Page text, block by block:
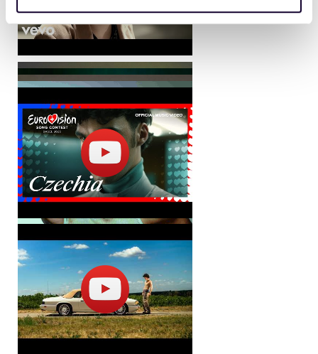
získali v důsledku toho, že používáte jejich služby. Jaké
typy cookies používáme, naleznete níže. Možnosti
volbu můžete kdykoliv změnit v zápatí stránky v záložce
„Cookies a jejich nastavení“.